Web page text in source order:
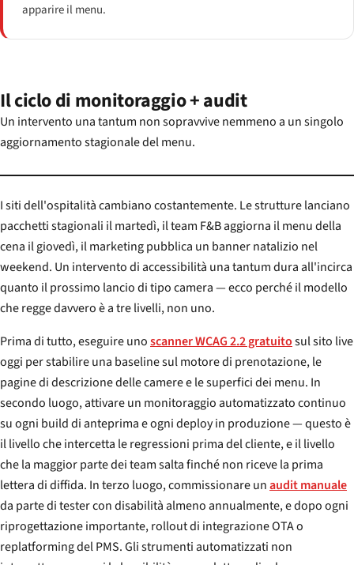
apparire il menu.
Il ciclo di monitoraggio + audit
Un intervento una tantum non sopravvive nemmeno a un singolo
aggiornamento stagionale del menu.
I siti dell'ospitalità cambiano costantemente. Le strutture lanciano
pacchetti stagionali il martedì, il team F&B aggiorna il menu della
cena il giovedì, il marketing pubblica un banner natalizio nel
weekend. Un intervento di accessibilità una tantum dura all'incirca
quanto il prossimo lancio di tipo camera — ecco perché il modello
che regge davvero è a tre livelli, non uno.
Prima di tutto, eseguire unoscanner WCAG 2.2 gratuitosul sito live
oggi per stabilire una baseline sul motore di prenotazione, le
pagine di descrizione delle camere e le superfici dei menu. In
secondo luogo, attivare un monitoraggio automatizzato continuo
su ogni build di anteprima e ogni deploy in produzione — questo è
il livello che intercetta le regressioni prima del cliente, e il livello
che la maggior parte dei team salta finché non riceve la prima
lettera di diffida. In terzo luogo, commissionare unaudit manuale
da parte di tester con disabilità almeno annualmente, e dopo ogni
riprogettazione importante, rollout di integrazione OTA o
replatforming del PMS. Gli strumenti automatizzati non